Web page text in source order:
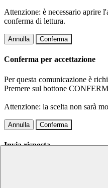
Attenzione: è necessario aprire
conferma di lettura.
Annulla Conferma
Conferma per accettazione
Per questa comunicazione è
Premere sul bottone
Attenzione: la scelta non sarà
Annulla Conferma
Invia risposta
Per questa comunicazione è
Scrivere la risposta nel campo
bottone CONFERMA per